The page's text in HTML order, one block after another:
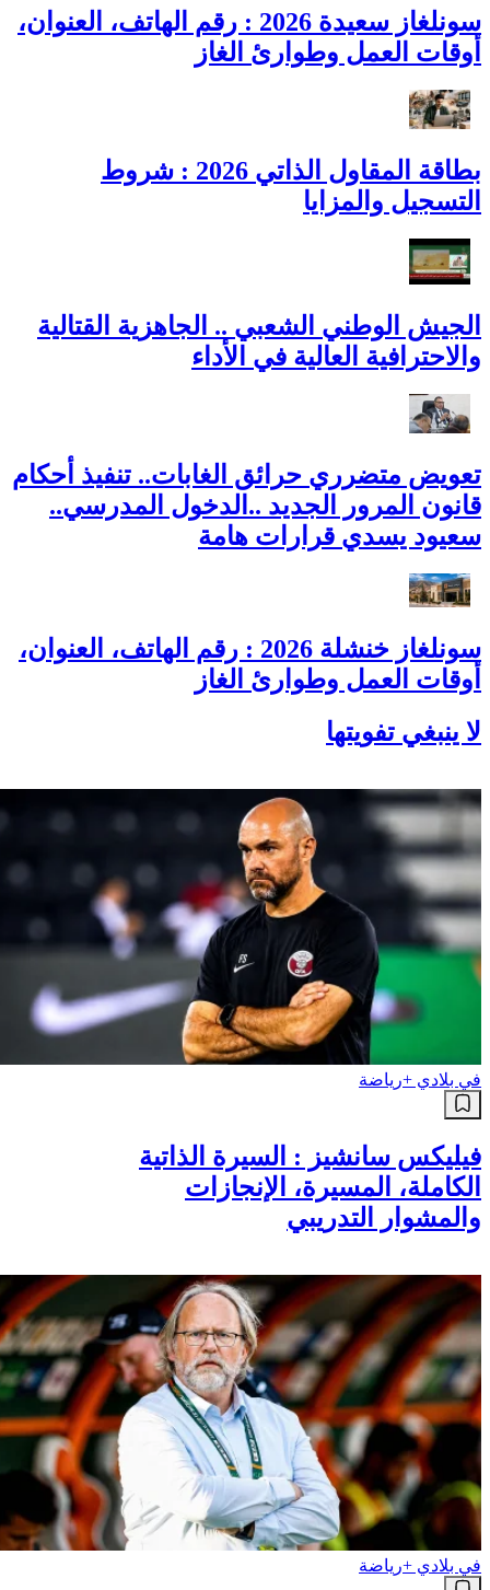
سونلغاز سعيدة 2026 : رقم الهاتف، العنوان،
أوقات العمل وطوارئ الغاز
بطاقة المقاول الذاتي 2026 : شروط
التسجيل والمزايا
الجيش الوطني الشعبي .. الجاهزية القتالية
والاحترافية العالية في الأداء
تعويض متضرري حرائق الغابات.. تنفيذ أحكام
قانون المرور الجديد ..الدخول المدرسي..
سعيود يسدي قرارات هامة
سونلغاز خنشلة 2026 : رقم الهاتف، العنوان،
أوقات العمل وطوارئ الغاز
لا ينبغي تفويتها
في بلادي +رياضة
فيليكس سانشيز : السيرة الذاتية
الكاملة، المسيرة، الإنجازات
والمشوار التدريبي
في بلادي +رياضة